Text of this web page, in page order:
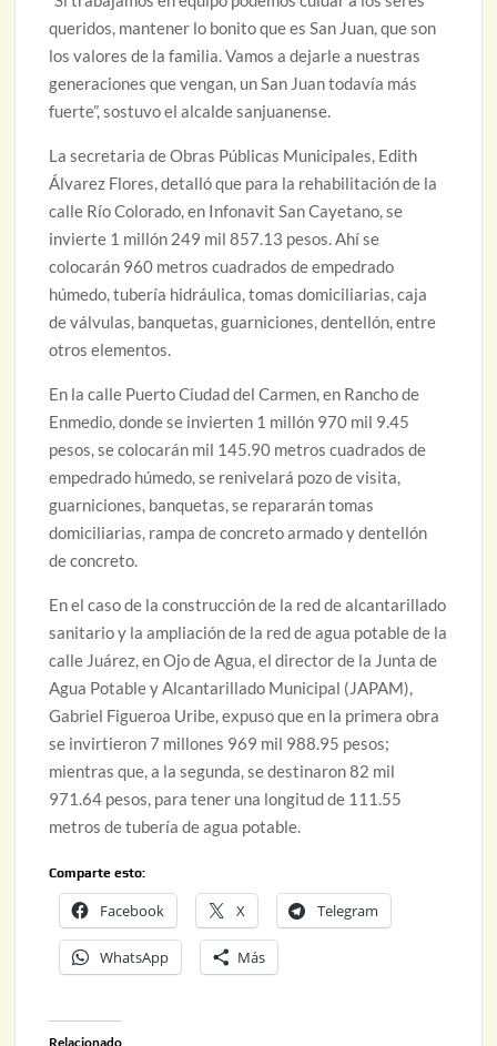
queridos, mantener lo bonito que es San Juan, que son
los valores de la familia. Vamos a dejarle a nuestras
generaciones que vengan, un San Juan todavía más
fuerte”, sostuvo el alcalde sanjuanense.
La secretaria de Obras Públicas Municipales, Edith
Álvarez Flores, detalló que para la rehabilitación de la
calle Río Colorado, en Infonavit San Cayetano, se
invierte 1 millón 249 mil 857.13 pesos. Ahí se
colocarán 960 metros cuadrados de empedrado
húmedo, tubería hidráulica, tomas domiciliarias, caja
de válvulas, banquetas, guarniciones, dentellón, entre
otros elementos.
En la calle Puerto Ciudad del Carmen, en Rancho de
Enmedio, donde se invierten 1 millón 970 mil 9.45
pesos, se colocarán mil 145.90 metros cuadrados de
empedrado húmedo, se renivelará pozo de visita,
guarniciones, banquetas, se repararán tomas
domiciliarias, rampa de concreto armado y dentellón
de concreto.
En el caso de la construcción de la red de alcantarillado
sanitario y la ampliación de la red de agua potable de la
calle Juárez, en Ojo de Agua, el director de la Junta de
Agua Potable y Alcantarillado Municipal (JAPAM),
Gabriel Figueroa Uribe, expuso que en la primera obra
se invirtieron 7 millones 969 mil 988.95 pesos;
mientras que, a la segunda, se destinaron 82 mil
971.64 pesos, para tener una longitud de 111.55
metros de tubería de agua potable.
Comparte esto:
Facebook X Telegram
WhatsApp Más
Relacionado